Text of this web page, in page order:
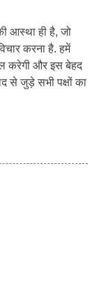
आस्था ही है, जो
करना है. हमें
करेगी और इस बेहद
से जुड़े सभी पक्षों का